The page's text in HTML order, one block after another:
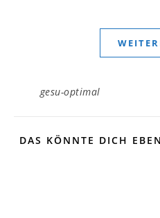
gesu-optimal
DAS KÖNNTE DICH